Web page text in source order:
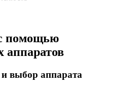
помощью
аппаратов
выбор аппарата